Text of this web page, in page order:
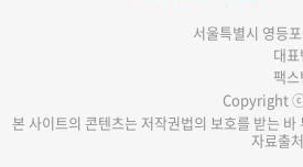
서울특별시 영등
대
팩
Copyright
본 사이트의 콘텐츠는 저작권법의 보호를 받는
자료출